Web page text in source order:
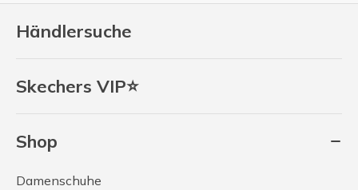
Händlersuche
Skechers VIP⭐
Shop
Damenschuhe